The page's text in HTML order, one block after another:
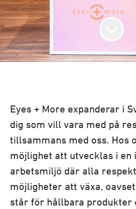
Eyes + More expanderar i
dig som vill vara med på
tillsammans med oss. Hos
möjlighet att utvecklas i en
arbetsmiljö där alla
möjligheter att växa,
står för hållbara produkter